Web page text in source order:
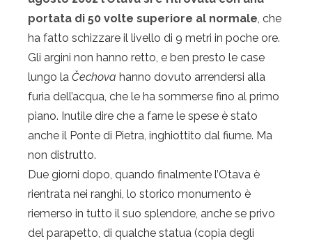
portata di 50 volte superiore al normale, che
ha fatto schizzare il livello di 9 metri in poche ore.
Gli argini non hanno retto, e ben presto le case
lungo la Čechova hanno dovuto arrendersi alla
furia dell’acqua, che le ha sommerse fino al primo
piano. Inutile dire che a farne le spese è stato
anche il Ponte di Pietra, inghiottito dal fiume. Ma
non distrutto.
Due giorni dopo, quando finalmente l’Otava è
rientrata nei ranghi, lo storico monumento è
riemerso in tutto il suo splendore, anche se privo
del parapetto, di qualche statua (copia degli